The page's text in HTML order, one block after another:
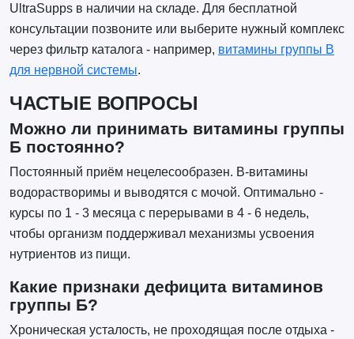
UltraSupps в наличии на складе. Для бесплатной
консультации позвоните или выберите нужный комплекс
через фильтр каталога - например, витамины группы B
для нервной системы.
ЧАСТЫЕ ВОПРОСЫ
Можно ли принимать витамины группы
Б постоянно?
Постоянный приём нецелесообразен. B-витамины
водорастворимы и выводятся с мочой. Оптимально -
курсы по 1 - 3 месяца с перерывами в 4 - 6 недель,
чтобы организм поддерживал механизмы усвоения
нутриентов из пищи.
Какие признаки дефицита витаминов
группы Б?
Хроническая усталость, не проходящая после отдыха -